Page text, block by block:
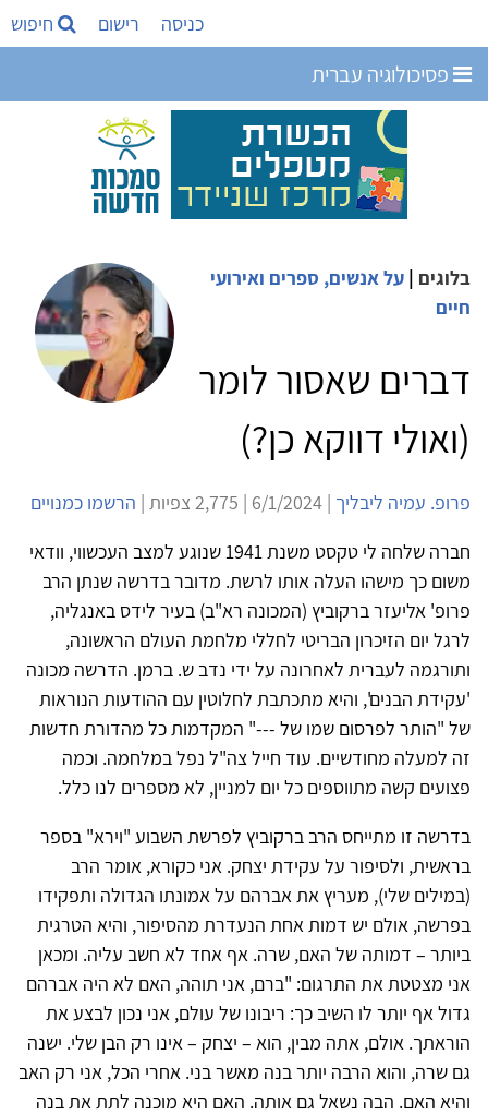
כניסה רישום חיפוש
פסיכולוגיה עברית
בלוגים | על אנשים, ספרים ואירועי
חיים
דברים שאסור לומר
(ואולי דווקא כן?)
פרופ. עמיה ליבליך | 6/1/2024 | 2,775 צפיות |
הרשמו כמנויים
חברה שלחה לי טקסט משנת 1941 שנוגע למצב העכשווי, וודאי
משום כך מישהו העלה אותו לרשת. מדובר בדרשה שנתן הרב
פרופ' אליעזר ברקוביץ (המכונה רא"ב) בעיר לידס באנגליה,
לרגל יום הזיכרון הבריטי לחללי מלחמת העולם הראשונה,
ותורגמה לעברית לאחרונה על ידי נדב ש. ברמן. הדרשה מכונה
'עקידת הבנים', והיא מתכתבת לחלוטין עם ההודעות הנוראות
של "הותר לפרסום שמו של ---" המקדמות כל מהדורת חדשות
זה למעלה מחודשיים. עוד חייל צה"ל נפל במלחמה. וכמה
פצועים קשה מתווספים כל יום למניין, לא מספרים לנו כלל.
בדרשה זו מתייחס הרב ברקוביץ לפרשת השבוע "וירא" בספר
בראשית, ולסיפור על עקידת יצחק. אני כקורא, אומר הרב
(במילים שלי), מעריץ את אברהם על אמונתו הגדולה ותפקידו
בפרשה, אולם יש דמות אחת הנעדרת מהסיפור, והיא הטרגית
ביותר – דמותה של האם, שרה. אף אחד לא חשב עליה. ומכאן
אני מצטטת את התרגום: "ברם, אני תוהה, האם לא היה אברהם
גדול אף יותר לו השיב כך: ריבונו של עולם, אני נכון לבצע את
הוראתך. אולם, אתה מבין, הוא – יצחק – אינו רק הבן שלי. ישנה
גם שרה, והוא הרבה יותר בנה מאשר בני. אחרי הכל, אני רק האב
והיא האם. הבה נשאל גם אותה. האם היא מוכנה לתת את בנה